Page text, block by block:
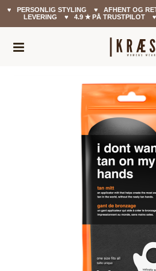
♥ PERSONLIG STYLING ♥ AFHENT OG
LEVERING ♥ 4.9 ✭ PÅ TRUSTPILOT